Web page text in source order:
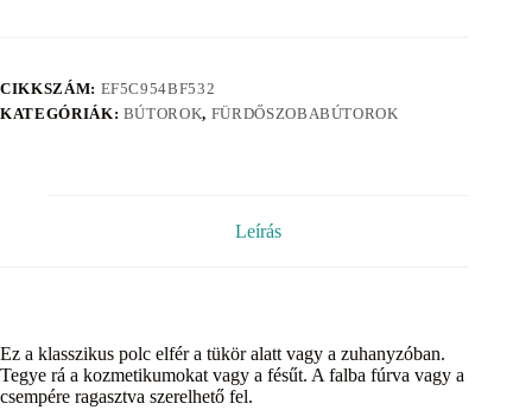
CIKKSZÁM: EF5C954BF532
KATEGÓRIÁK: BÚTOROK, FÜRDŐSZOBABÚTOROK
Leírás
Ez a klasszikus polc elfér a tükör alatt vagy a zuhanyzóban.
Tegye rá a kozmetikumokat vagy a fésűt. A falba fúrva vagy a
csempére ragasztva szerelhető fel.